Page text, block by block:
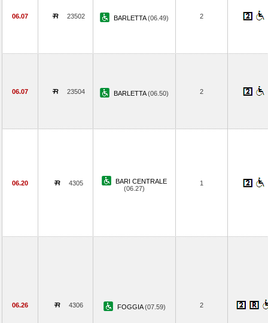
06.07 23502 BARLETTA(06.49) 2
06.07 23504 BARLETTA(06.50) 2
06.20 4305
BARI CENTRALE
(06.27)
1
06.26 4306 FOGGIA(07.59) 2